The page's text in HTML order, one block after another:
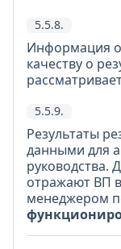
5.5.8.
Информация
качеству о
5.5.9.
Результаты
данными для
руководства.
отражают ВП
менеджером